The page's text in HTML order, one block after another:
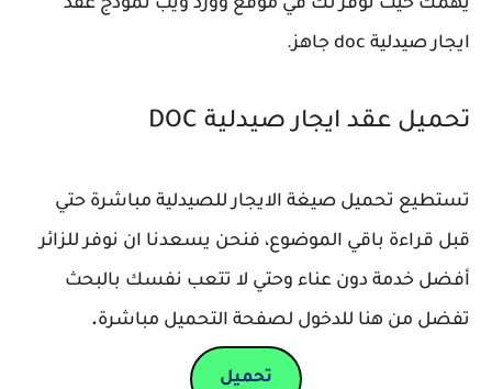
يهمك حيث نوفر لك في موقع وورد ويب نموذج عقد
ايجار صيدلية doc جاهز.
تحميل عقد ايجار صيدلية DOC
تستطيع تحميل صيغة الايجار للصيدلية مباشرة حتي
قبل قراءة باقي الموضوع، فنحن يسعدنا ان نوفر للزائر
أفضل خدمة دون عناء وحتي لا تتعب نفسك بالبحث
تفضل من هنا للدخول لصفحة التحميل مباشرة.
تحميل